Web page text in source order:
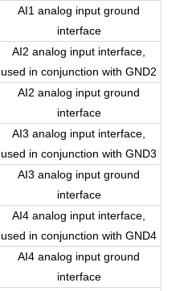
AI1 analog input ground
interface
AI2 analog input interface,
used in conjunction with GND2
AI2 analog input ground
interface
AI3 analog input interface,
used in conjunction with GND3
AI3 analog input ground
interface
AI4 analog input interface,
used in conjunction with GND4
AI4 analog input ground
interface